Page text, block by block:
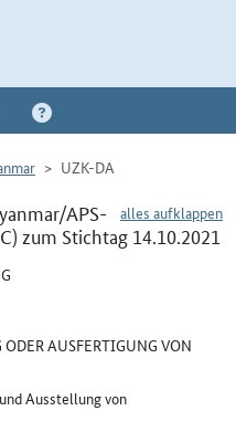
UZK-DA
alles aufklappen
APS-
zum Stichtag 14.10.2021
AUSFERTIGUNG VON
Ausstellung von